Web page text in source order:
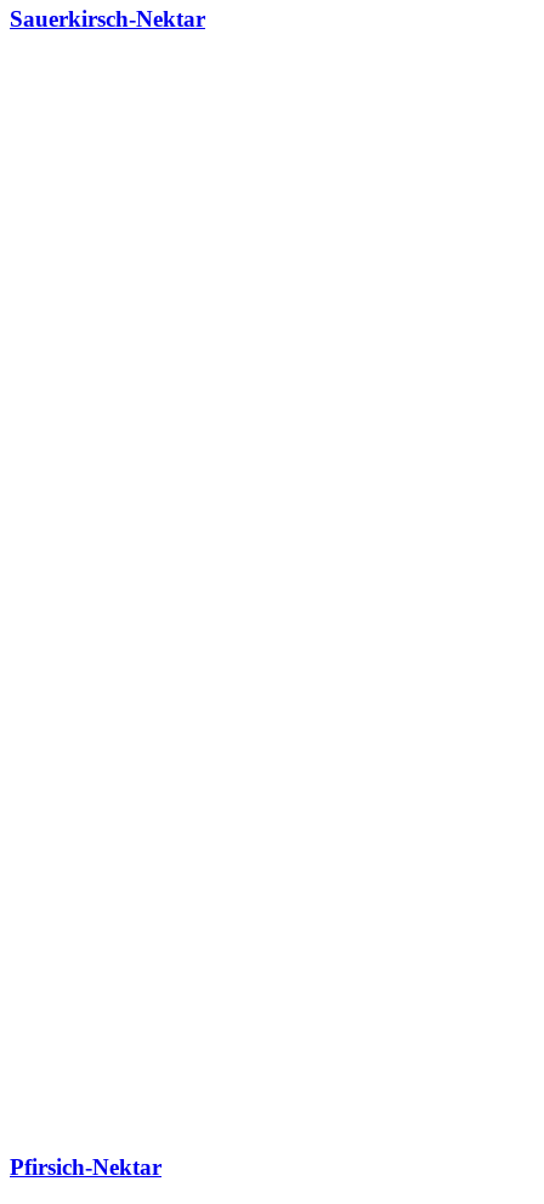
Sauerkirsch-Nektar
Pfirsich-Nektar